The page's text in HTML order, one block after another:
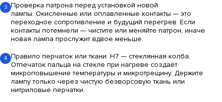
3
Проверка патрона перед установкой новой
лампы. Окисленные или оплавленные контакты — это
переходное сопротивление и будущий перегрев. Если
контакты потемнели — чистите или меняйте патрон, иначе
новая лампа прослужит вдвое меньше.
4 Правило перчаток или ткани. H7 — стеклянная колба.
Отпечаток пальца на стекле при нагреве создаёт
микроповышение температуры и микротрещину. Держите
лампу только через чистую безворсовую ткань или
нитриловые перчатки.